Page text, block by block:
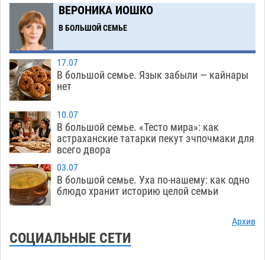
19:07
Уникальные артефакты Золотой Орды
выставили в астраханском музее
18:29
Маленькую девочку увезли в больницу после
ДТП у «Алимпика» в Астрахани
05.08 644
16:31
Всероссийская летняя перепись воробьев
стартует в Астрахани
15:58
Астраханские пожарные поезда с начала года
десять раз выезжали на борьбу с огнем
15:14 Гость из Чечни утонул в реке под Астраханью
астраханок под уголовную статью
ВЕРОНИКА ИОШКО
В БОЛЬШОЙ СЕМЬЕ
17.07
В большой семье. Язык забыли — кайнары
нет
10.07
В большой семье. «Тесто мира»: как
астраханские татарки пекут эчпочмаки для
всего двора
03.07
В большой семье. Уха по-нашему: как одно
блюдо хранит историю целой семьи
Архив
СОЦИАЛЬНЫЕ СЕТИ